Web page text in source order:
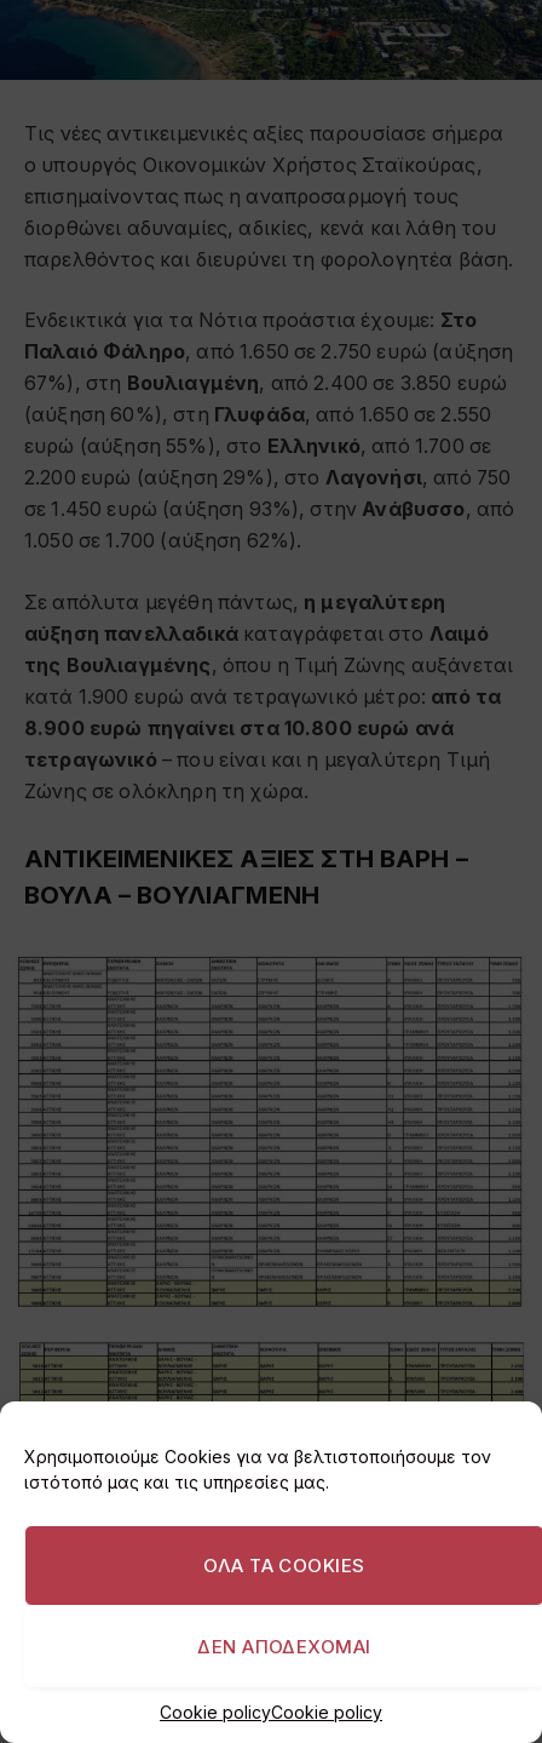
Χρησιμοποιούμε Cookies για να βελτιστοποιήσουμε τον
ιστότοπό μας και τις υπηρεσίες μας.
ΟΛΑ ΤΑ COOKIES
ΔΕΝ ΑΠΟΔΕΧΟΜΑΙ
Cookie policyCookie policy
Τις νέες αντικειμενικές αξίες παρουσίασε σήμερα
ο υπουργός Οικονομικών Χρήστος Σταϊκούρας,
επισημαίνοντας πως η αναπροσαρμογή τους
διορθώνει αδυναμίες, αδικίες, κενά και λάθη του
παρελθόντος και διευρύνει τη φορολογητέα βάση.
Ενδεικτικά για τα Νότια προάστια έχουμε: Στο
Παλαιό Φάληρο, από 1.650 σε 2.750 ευρώ (αύξηση
67%), στη Βουλιαγμένη, από 2.400 σε 3.850 ευρώ
(αύξηση 60%), στη Γλυφάδα, από 1.650 σε 2.550
ευρώ (αύξηση 55%), στο Ελληνικό, από 1.700 σε
2.200 ευρώ (αύξηση 29%), στο Λαγονήσι, από 750
σε 1.450 ευρώ (αύξηση 93%), στην Ανάβυσσο, από
1.050 σε 1.700 (αύξηση 62%).
Σε απόλυτα μεγέθη πάντως, η μεγαλύτερη
αύξηση πανελλαδικάκαταγράφεται στο Λαιμό
της Βουλιαγμένης, όπου η Τιμή Ζώνης αυξάνεται
κατά 1.900 ευρώ ανά τετραγωνικό μέτρο: από τα
8.900 ευρώ πηγαίνει στα 10.800 ευρώ ανά
τετραγωνικό – που είναι και η μεγαλύτερη Τιμή
Ζώνης σε ολόκληρη τη χώρα.
ΑΝΤΙΚΕΙΜΕΝΙΚΕΣ ΑΞΙΕΣ ΣΤΗ ΒΑΡΗ –
ΒΟΥΛΑ – ΒΟΥΛΙΑΓΜΕΝΗ